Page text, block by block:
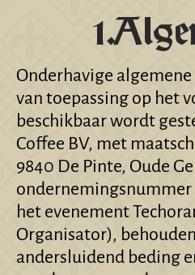
Onderhavige
van toepassing op het
beschikbaar wordt
Coffee BV, met
9840 De Pinte, Oude
ondernemingsnummer
het evenement
Organisator),
andersluidend beding